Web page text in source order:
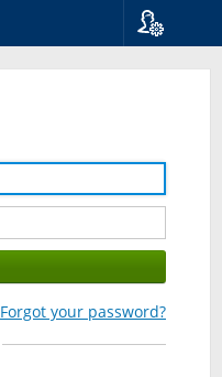
Forgot your password?